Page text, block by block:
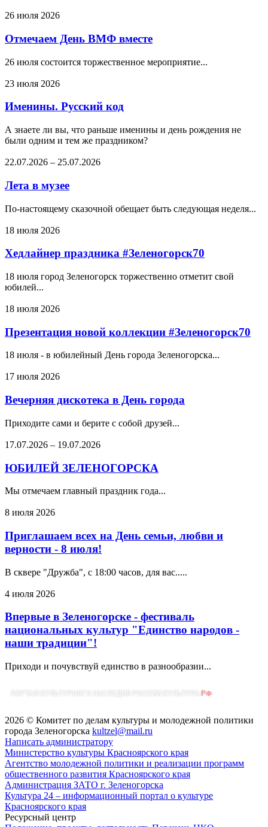
26 июля 2026
Отмечаем День ВМФ вместе
26 июля состоится торжественное мероприятие...
23 июля 2026
Именины. Русский код
А знаете ли вы, что раньше именины и день рождения не
были одним и тем же праздником?
22.07.2026 – 25.07.2026
Лета в музее
По-настоящему сказочной обещает быть следующая неделя...
18 июля 2026
Хедлайнер праздника #Зеленогорск70
18 июля город Зеленогорск торжественно отметит свой
юбилей...
18 июля 2026
Презентация новой коллекции #Зеленогорск70
18 июля - в юбилейный День города Зеленогорска...
17 июля 2026
Вечерняя дискотека в День города
Приходите сами и берите с собой друзей...
17.07.2026 – 19.07.2026
ЮБИЛЕЙ ЗЕЛЕНОГОРСКА
Мы отмечаем главный праздник года...
8 июля 2026
Приглашаем всех на День семьи, любви и
верности - 8 июля!
В сквере "Дружба", с 18:00 часов, для вас.....
4 июля 2026
Впервые в Зеленогорске - фестиваль
национальных культур "Единство народов -
наши традиции"!
Приходи и почувствуй единство в разнообразии...
2026 © Комитет по делам культуры и молодежной политики
города Зеленогорска kultzel@mail.ru
Написать администратору
Министерство культуры Красноярского края
Агентство молодежной политики и реализации программ
общественного развития Красноярского края
Администрация ЗАТО г. Зеленогорска
Культура 24 – информационный портал о культуре
Красноярского края
Ресурсный центр